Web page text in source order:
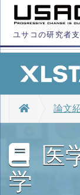
ユサコの研究者
論文
医
学